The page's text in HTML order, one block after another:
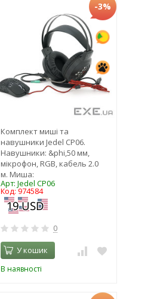
-3%
Комплект миші та
навушники Jedel CP06.
Навушники: &phi,50 мм,
мікрофон, RGB, кабель 2.0
м. Миша:
Арт: Jedel CP06
Код: 974584
0
У кошик
В наявності